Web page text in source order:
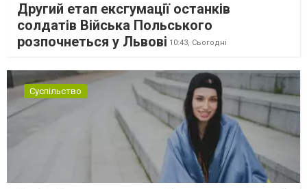
Другий етап ексгумації останків
солдатів Війська Польського
розпочнеться у Львові 10:43, Сьогодні
Суспільство